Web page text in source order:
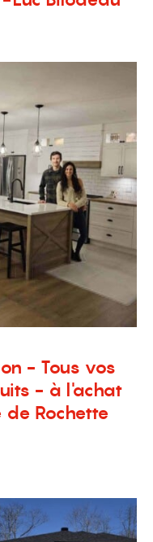
- Tous vos
- à l'achat
Rochette